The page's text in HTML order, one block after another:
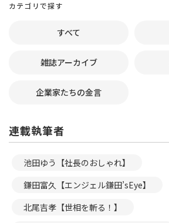
カテゴリで探す
すべて
雑誌アーカイブ
企業家たちの金言
連載執筆者
池田ゆう【社長のおしゃれ】
鎌田富久【エンジェル鎌田’sEye】
北尾吉孝【世相を斬る！】